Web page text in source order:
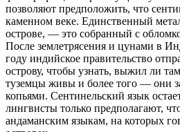
позволяют предположить, что
каменном веке. Единственный
острове, — это собранный с
После землетрясения и цунами в
году индийское правительство
острову, чтобы узнать, выжил ли
туземцы живы и более того — они
копьями. Сентинельский язык
лингвисты только предполагают,
андаманским языкам, на которых